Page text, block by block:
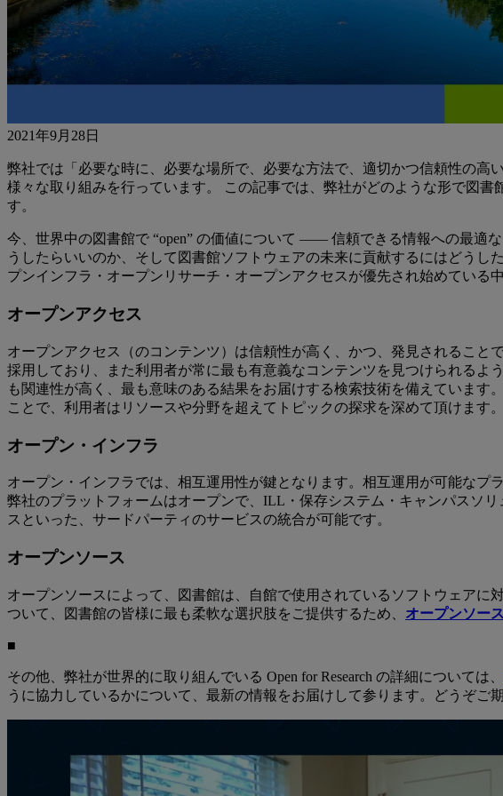
2021年9月28日
弊社では「必要な時に、必要な場所で、必要な方法で、適切かつ信頼性の高
様々な取り組みを行っています。 この記事では、弊社がどのような形で図
す。
今、 世界中の図書館で “open” の価値について ―― 信頼できる情報への最適
うしたらいいのか、そして図書館ソフトウェアの未来に貢献するにはどう
プンインフラ・オープンリサーチ・オープンアクセスが優先され始めている
オープンアクセス
オープンアクセス（のコンテンツ）は信頼性が高く、かつ、発見されるこ
採用しており、また利用者が常に最も有意義なコンテンツを見つけられる
も関連性が高く、最も意味のある結果をお届けする検索技術を備えていま
ことで、利用者はリソースや分野を超えてトピックの探求を深めて頂けます。
オープン・インフラ
オープン・インフラでは、相互運用性が鍵となります。相互運用が可能なプ
弊社のプラットフォームはオープンで、ILL・保存システム・キャンパスソ
スといった、サードパーティのサービスの統合が可能です。
オープンソース
オープンソースによって、図書館は、自館で使用されているソフトウェア
ついて、図書館の皆様に最も柔軟な選択肢をご提供するため、 オープンソー
■
その他、弊社が世界的に取り組んでいる Open for Research の詳細については、
うに協力しているかについて、最新の情報をお届けして参ります。どうぞご期